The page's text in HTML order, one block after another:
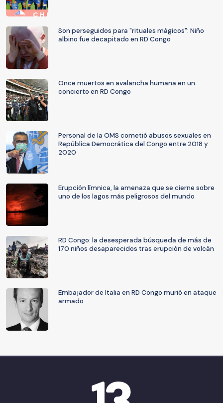
Son perseguidos para "rituales mágicos": Niño
albino fue decapitado en RD Congo
Once muertos en avalancha humana en un
concierto en RD Congo
Personal de la OMS cometió abusos sexuales en
República Democrática del Congo entre 2018 y
2020
Erupción límnica, la amenaza que se cierne sobre
uno de los lagos más peligrosos del mundo
RD Congo: la desesperada búsqueda de más de
170 niños desaparecidos tras erupción de volcán
Embajador de Italia en RD Congo murió en ataque
armado